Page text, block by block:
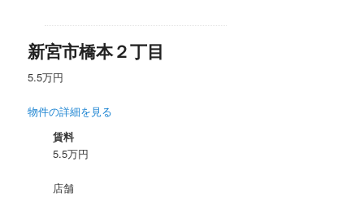
新宮市橋本２丁目
5.5万円
物件の詳細を見る
賃料
5.5万円
店舗